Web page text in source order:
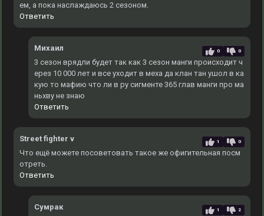
ем, а пока наслаждаюсь 2 сезоном.
Ответить
Михаил 0 0
3 сезон врядли будет так как 3 сезон манги происходит ч
ерез 10 000 лет и все уходит в меха да клан тан ушол в ка
кую то мафию что ли в ру сигменте 365 глав манги про ма
ньхву не знаю
Ответить
Street fighter v 1 0
Что ещё можете посоветовать такое же офигительная посм
отреть.
Ответить
Сумрак 1 2